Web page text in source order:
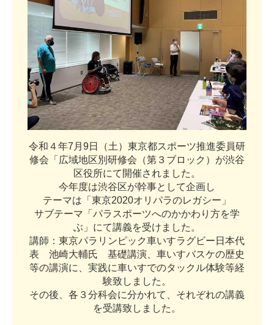
令和 ４年7 月 9日 （土 ） 東京都スポーツ推進委員研
修会 「 広域地区別 研修会 （第 ３ ブロ ッ ク ） が渋谷
区役所にて 開催さ れま した 。
今年度は渋谷区が幹事と して企画し
テーマは 「 東京2020オ リ パラのレ ガシー 」
サブテーマ 「 パラ スポーツへのかかわ り 方を学
ぶ 」 にて講義を受け ま した 。
講師 ： 東京パラ リ ン ピッ ク車いすラグビー 日 本代
表
池崎大輔氏 基礎講演 車いすバスケの歴史
等の講演に 実践に車いすでのタ ッ ク ル体験等経
験致し ま した 。
その後 各 ３ 分科会に分かれて それぞれの講義
を受講致し ま した 。